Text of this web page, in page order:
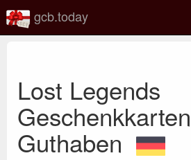
gcb.today
Lost Legends
Geschenkkarten
Guthaben